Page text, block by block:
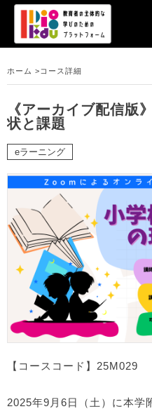
ホーム > コース詳細
《アーカイブ配信版
状と課題
eラーニング
【コースコード】25M029
2025年9月6日（土）に本学